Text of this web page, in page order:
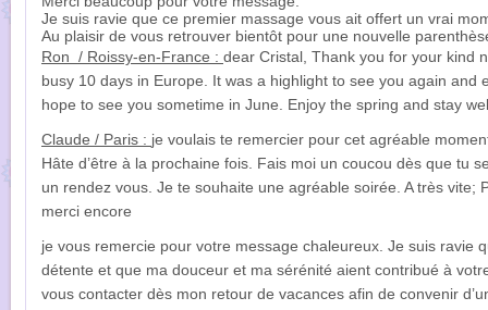
Je suis ravie que ce premier massage vous ait offert un vrai
Au plaisir de vous retrouver bientôt pour une nouvelle
Ron / Roissy-en-France : dear Cristal, Thank you for your kind
busy 10 days in Europe. It was a highlight to see you again and
hope to see you sometime in June. Enjoy the spring and stay
Claude / Paris : je voulais te remercier pour cet agréable
Hâte d’être à la prochaine fois. Fais moi un coucou dès que tu
un rendez vous. Je te souhaite une agréable soirée. A très vite;
merci encore
je vous remercie pour votre message chaleureux. Je suis ravie
détente et que ma douceur et ma sérénité aient contribué à
vous contacter dès mon retour de vacances afin de convenir